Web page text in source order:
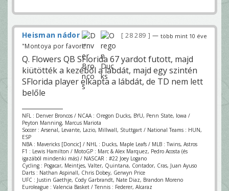
több mint 10 éve
Heisman nádor 28 289
—
"Montoya por favor!"
Q. Flowers QB SFlorida 67 yardot futott, majd
kiütötték a kezéből a labdát, majd egy szintén
SFlorida player elkapta a lábdát, de TD nem lett
belőle
NFL : Denver Broncos / NCAA : Oregon Ducks, BYU, Penn State, Iowa /
Peyton Manning, Marcus Mariota
Soccer : Arsenal, Levante, Lazio, Millwall, Stuttgart / National Teams : HUN,
ESP
NBA : Mavericks [Doncic] / NHL : Ducks, Maple Leafs / MLB : Twins, Astros
F1 : Lewis Hamilton / MotoGP : Marc & Alex Marquez, Pedro Acosta (és
igazából mindenki más) / NASCAR : #22 Joey Logano
Cycling : Pogacar, Meintjes, Valter, Quintana, Contador, Cras, Juan Ayuso
Darts : Nathan Aspinall, Chris Dobey, Gerwyn Price
UFC : Justin Gaethje, Cody Garbrandt, Nate Diaz, Brandon Moreno
Euroleague : Valencia Basket / Tennis : Federer, Alcaraz